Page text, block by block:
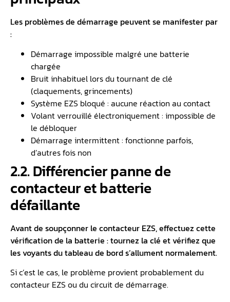
Les problèmes de démarrage peuvent se manifester par
:
Démarrage impossible malgré une batterie
chargée
Bruit inhabituel lors du tournant de clé
(claquements, grincements)
Système EZS bloqué : aucune réaction au contact
Volant verrouillé électroniquement : impossible de
le débloquer
Démarrage intermittent : fonctionne parfois,
d’autres fois non
2.2. Différencier panne de
contacteur et batterie
défaillante
Avant de soupçonner le contacteur EZS, effectuez cette
vérification de la batterie : tournez la clé et vérifiez que
les voyants du tableau de bord s’allument normalement.
Si c’est le cas, le problème provient probablement du
contacteur EZS ou du circuit de démarrage.